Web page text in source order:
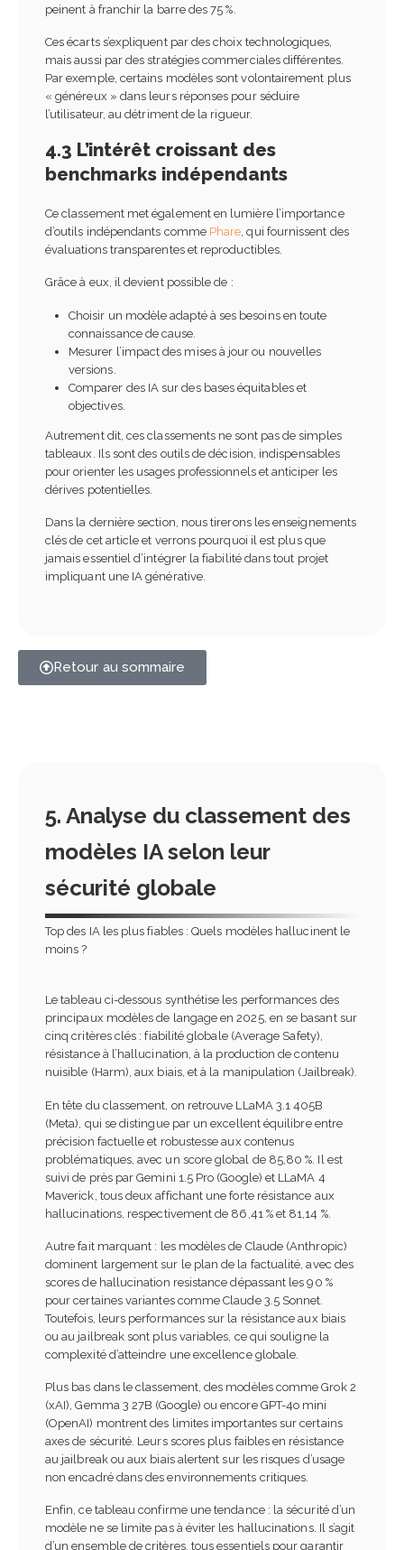
peinent à franchir la barre des 75 %.
Ces écarts s’expliquent par des choix technologiques,
mais aussi par des stratégies commerciales différentes.
Par exemple, certains modèles sont volontairement plus
« généreux » dans leurs réponses pour séduire
l’utilisateur, au détriment de la rigueur.
4.3 L’intérêt croissant des
benchmarks indépendants
Ce classement met également en lumière l’importance
d’outils indépendants comme Phare, qui fournissent des
évaluations transparentes et reproductibles.
Grâce à eux, il devient possible de :
Choisir un modèle adapté à ses besoins en toute
connaissance de cause.
Mesurer l’impact des mises à jour ou nouvelles
versions.
Comparer des IA sur des bases équitables et
objectives.
Autrement dit, ces classements ne sont pas de simples
tableaux. Ils sont des outils de décision, indispensables
pour orienter les usages professionnels et anticiper les
dérives potentielles.
Dans la dernière section, nous tirerons les enseignements
clés de cet article et verrons pourquoi il est plus que
jamais essentiel d’intégrer la fiabilité dans tout projet
impliquant une IA générative.
Retour au sommaire
5. Analyse du classement des
modèles IA selon leur
sécurité globale
Top des IA les plus fiables : Quels modèles hallucinent le
moins ?
Le tableau ci-dessous synthétise les performances des
principaux modèles de langage en 2025, en se basant sur
cinq critères clés : fiabilité globale (Average Safety),
résistance à l’hallucination, à la production de contenu
nuisible (Harm), aux biais, et à la manipulation (Jailbreak).
En tête du classement, on retrouve LLaMA 3.1 405B
(Meta), qui se distingue par un excellent équilibre entre
précision factuelle et robustesse aux contenus
problématiques, avec un score global de 85,80 %. Il est
suivi de près par Gemini 1.5 Pro (Google) et LLaMA 4
Maverick, tous deux affichant une forte résistance aux
hallucinations, respectivement de 86,41 % et 81,14 %.
Autre fait marquant : les modèles de Claude (Anthropic)
dominent largement sur le plan de la factualité, avec des
scores de hallucination resistance dépassant les 90 %
pour certaines variantes comme Claude 3.5 Sonnet.
Toutefois, leurs performances sur la résistance aux biais
ou au jailbreak sont plus variables, ce qui souligne la
complexité d’atteindre une excellence globale.
Plus bas dans le classement, des modèles comme Grok 2
(xAI), Gemma 3 27B (Google) ou encore GPT-4o mini
(OpenAI) montrent des limites importantes sur certains
axes de sécurité. Leurs scores plus faibles en résistance
au jailbreak ou aux biais alertent sur les risques d’usage
non encadré dans des environnements critiques.
Enfin, ce tableau confirme une tendance : la sécurité d’un
modèle ne se limite pas à éviter les hallucinations. Il s’agit
d’un ensemble de critères, tous essentiels pour garantir